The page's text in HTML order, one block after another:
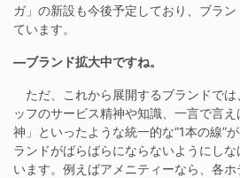
ガ」の新設も今後予定しており、ブラ
ています。
―ブランド拡大中ですね。
ただ、これから展開するブランドでは
ッフのサービス精神や知識、一言で言
神」といったような統一的な“1本の線”
ランドがばらばらにならないようにし
います。例えばアメニティーなら、各